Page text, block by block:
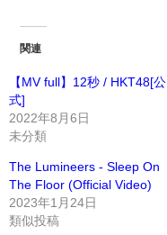
関連
【MV full】12秒 / HKT48[公
式]
2022年8月6日
未分類
The Lumineers - Sleep On
The Floor (Official Video)
2023年1月24日
類似投稿